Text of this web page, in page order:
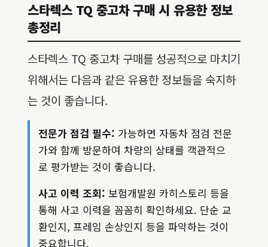
스타렉스 TQ 중고차 구매 시 유용한 정보
총정리
스타렉스 TQ 중고차 구매를 성공적으로 마치기
위해서는 다음과 같은 유용한 정보들을 숙지하
는 것이 좋습니다.
전문가 점검 필수: 가능하면 자동차 점검 전문
가와 함께 방문하여 차량의 상태를 객관적으
로 평가받는 것이 좋습니다.
사고 이력 조회: 보험개발원 카히스토리 등을
통해 사고 이력을 꼼꼼히 확인하세요. 단순 교
환인지, 프레임 손상인지 등을 파악하는 것이
중요합니다.